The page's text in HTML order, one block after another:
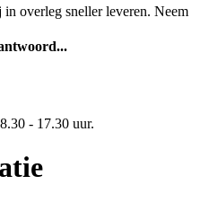
overleg sneller leveren. Neem
- 17.30 uur.